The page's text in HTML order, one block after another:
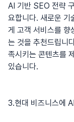
AI 기반 SEO 전략
요합니다. 새로운 기
게 고객 서비스를 향
는 것을 추천드립니
족시키는 콘텐츠를
있습니다.
3.현대 비즈니스에